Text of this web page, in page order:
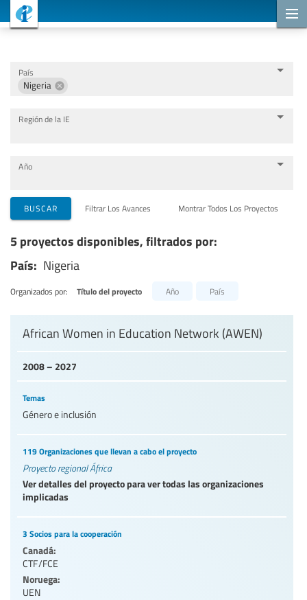
País
Nigeria
Región de la IE
Año
Organizaciones que llevan a cabo el proyecto
Socios para la cooperación
Temas
Categorías de personal de la educación
BUSCAR Filtrar Los Avances Montrar Todos Los Proyectos
5 proyectos disponibles, filtrados por:
País: Nigeria
Organizados por: Título del proyecto Año País
2008 – 2027
African Women in Education Network (AWEN)
Temas
Género e inclusión
119 Organizaciones que llevan a cabo el proyecto
Proyecto regional África
Ver detalles del proyecto para ver todas las organizaciones
implicadas
3 Socios para la cooperación
Canadá:
CTF/FCE
Noruega:
UEN